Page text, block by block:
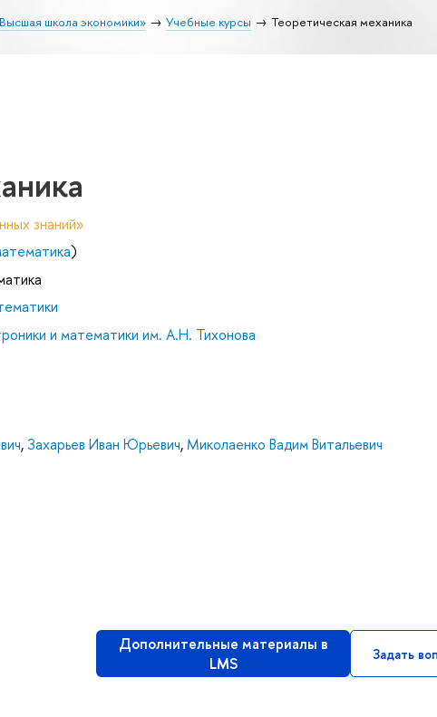
школа экономики» Учебные курсы Теоретическая механика
знаний»
)
и математики им. А.Н. Тихонова
, Захарьев Иван Юрьевич, Миколаенко Вадим Витальевич
Дополнительные материалы в
LMS
Задать